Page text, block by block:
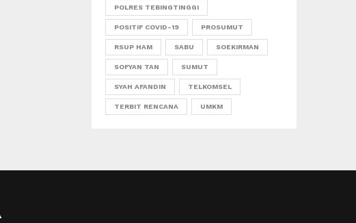
POLRES TEBINGTINGGI
POSITIF COVID-19 PROSUMUT
RSUP HAM SABU SOEKIRMAN
SOFYAN TAN SUMUT
SYAH AFANDIN TELKOMSEL
TERBIT RENCANA UMKM